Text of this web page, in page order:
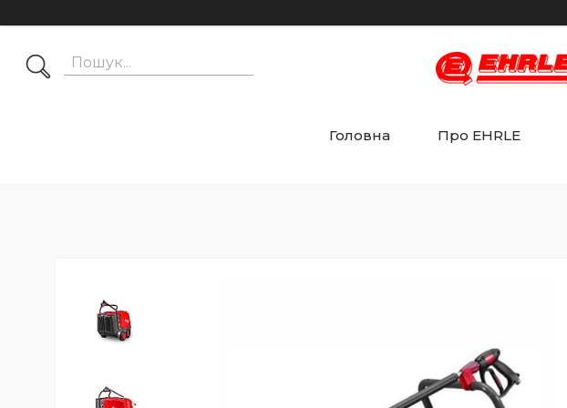
Головна Про EHRLE